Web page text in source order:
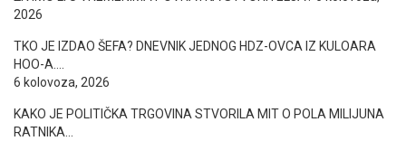
2026
TKO JE IZDAO ŠEFA? DNEVNIK JEDNOG HDZ-OVCA IZ KULOARA
HOO-A….
6 kolovoza, 2026
KAKO JE POLITIČKA TRGOVINA STVORILA MIT O POLA MILIJUNA
RATNIKA…